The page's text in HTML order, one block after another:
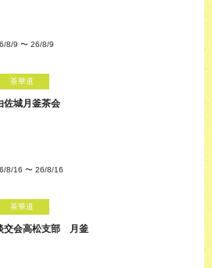
8/9 〜 26/8/9
茶華道
佐城月釜茶会
8/16 〜 26/8/16
茶華道
交会高松支部 月釜